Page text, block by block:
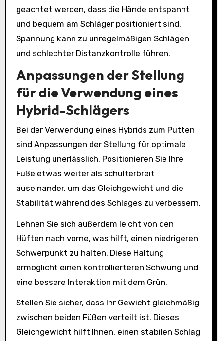
geachtet werden, dass die Hände entspannt
und bequem am Schläger positioniert sind.
Spannung kann zu unregelmäßigen Schlägen
und schlechter Distanzkontrolle führen.
Anpassungen der Stellung
für die Verwendung eines
Hybrid-Schlägers
Bei der Verwendung eines Hybrids zum Putten
sind Anpassungen der Stellung für optimale
Leistung unerlässlich. Positionieren Sie Ihre
Füße etwas weiter als schulterbreit
auseinander, um das Gleichgewicht und die
Stabilität während des Schlages zu verbessern.
Lehnen Sie sich außerdem leicht von den
Hüften nach vorne, was hilft, einen niedrigeren
Schwerpunkt zu halten. Diese Haltung
ermöglicht einen kontrollierteren Schwung und
eine bessere Interaktion mit dem Grün.
Stellen Sie sicher, dass Ihr Gewicht gleichmäßig
zwischen beiden Füßen verteilt ist. Dieses
Gleichgewicht hilft Ihnen, einen stabilen Schlag